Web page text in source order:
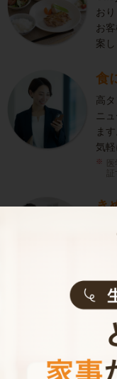
お
お
案し
食
高
ニ
ま
気
き
選
ー
や
お